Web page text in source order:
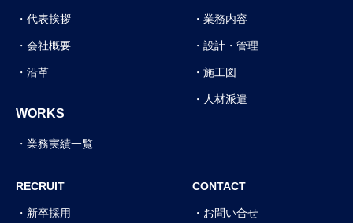
代表挨拶
会社概要
沿革
WORKS
業務実績一覧
業務内容
設計・管理
施工図
人材派遣
RECRUIT
新卒採用
CONTACT
お問い合せ